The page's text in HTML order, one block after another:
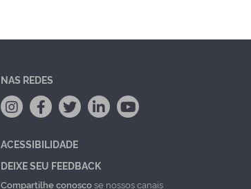
NAS REDES
ACESSIBILIDADE
DEIXE SEU FEEDBACK
Compartilhe conoscose nossos canais